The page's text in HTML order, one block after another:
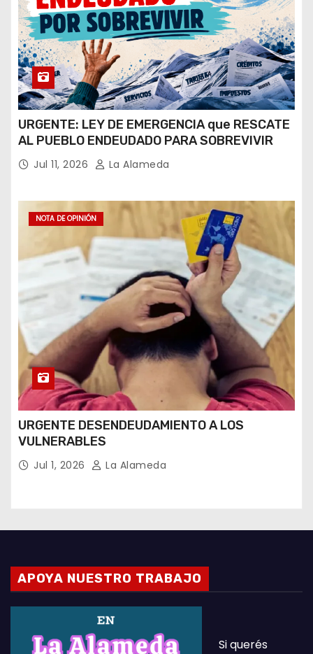
URGENTE: LEY DE EMERGENCIA que RESCATE
AL PUEBLO ENDEUDADO PARA SOBREVIVIR
Jul 11, 2026 La Alameda
NOTA DE OPINIÓN
URGENTE DESENDEUDAMIENTO A LOS
VULNERABLES
Jul 1, 2026 La Alameda
APOYA NUESTRO TRABAJO
Si querés